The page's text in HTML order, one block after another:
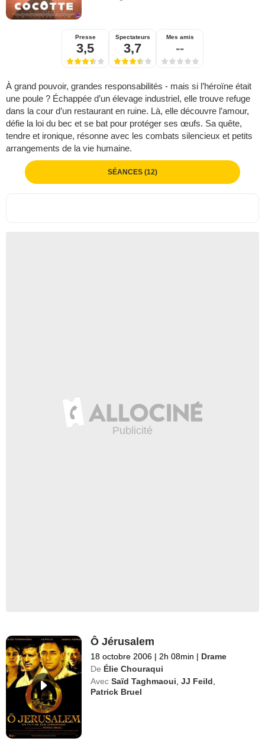
Presse
3,5
Spectateurs
3,7
Mes amis
--
À grand pouvoir, grandes responsabilités - mais si l’héroïne était
une poule ? Échappée d’un élevage industriel, elle trouve refuge
dans la cour d’un restaurant en ruine. Là, elle découvre l’amour,
défie la loi du bec et se bat pour protéger ses œufs. Sa quête,
tendre et ironique, résonne avec les combats silencieux et petits
arrangements de la vie humaine.
SÉANCES (12)
Ô Jérusalem
18 octobre 2006 | 2h 08min | Drame
De Élie Chouraqui
Avec Saïd Taghmaoui ,JJ Feild
Patrick Bruel